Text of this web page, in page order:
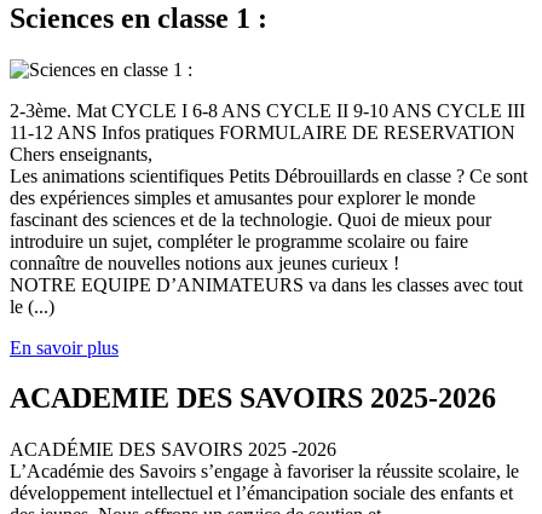
Sciences en classe 1 :
2-3ème. Mat CYCLE I 6-8 ANS CYCLE II 9-10 ANS CYCLE III
11-12 ANS Infos pratiques FORMULAIRE DE RESERVATION
Chers enseignants,
Les animations scientifiques Petits Débrouillards en classe ? Ce sont
des expériences simples et amusantes pour explorer le monde
fascinant des sciences et de la technologie. Quoi de mieux pour
introduire un sujet, compléter le programme scolaire ou faire
connaître de nouvelles notions aux jeunes curieux !
NOTRE EQUIPE D’ANIMATEURS va dans les classes avec tout
le (...)
En savoir plus
ACADEMIE DES SAVOIRS 2025-2026
ACADÉMIE DES SAVOIRS 2025 -2026
L’Académie des Savoirs s’engage à favoriser la réussite scolaire, le
développement intellectuel et l’émancipation sociale des enfants et